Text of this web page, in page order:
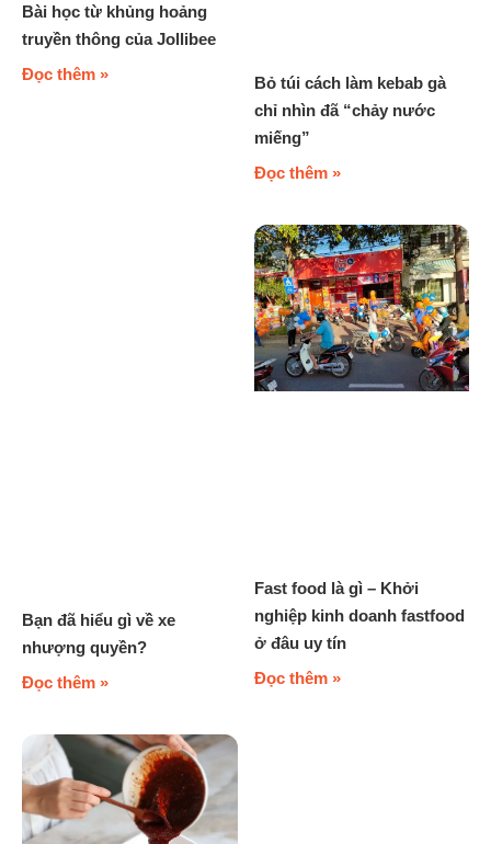
Bài học từ khủng hoảng
truyền thông của Jollibee
Đọc thêm »
Bỏ túi cách làm kebab gà
chỉ nhìn đã “chảy nước
miếng”
Đọc thêm »
Bạn đã hiểu gì về xe
nhượng quyền?
Đọc thêm »
Fast food là gì – Khởi
nghiệp kinh doanh fastfood
ở đâu uy tín
Đọc thêm »